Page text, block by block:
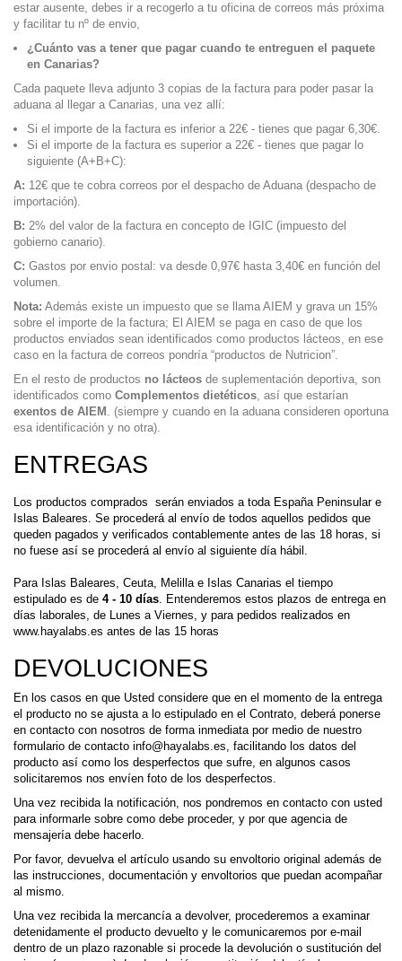
estar ausente, debes ir a recogerlo a tu oficina de correos más próxima
y facilitar tu nº de envio,
¿Cuánto vas a tener que pagar cuando te entreguen el paquete
en Canarias?
Cada paquete lleva adjunto 3 copias de la factura para poder pasar la
aduana al llegar a Canarias, una vez allí:
Si el importe de la factura es inferior a 22€ - tienes que pagar 6,30€.
Si el importe de la factura es superior a 22€ - tienes que pagar lo
siguiente (A+B+C):
A: 12€ que te cobra correos por el despacho de Aduana (despacho de
importación).
B: 2% del valor de la factura en concepto de IGIC (impuesto del
gobierno canario).
C: Gastos por envio postal: va desde 0,97€ hasta 3,40€ en función del
volumen.
Nota: Además existe un impuesto que se llama AIEM y grava un 15%
sobre el importe de la factura; El AIEM se paga en caso de que los
productos enviados sean identificados como productos lácteos, en ese
caso en la factura de correos pondría “productos de Nutricion”.
En el resto de productos no lácteos de suplementación deportiva, son
identificados como Complementos dietéticos, así que estarían
exentos de AIEM . (siempre y cuando en la aduana consideren oportuna
esa identificación y no otra).
ENTREGAS
Los productos comprados serán enviados a toda España Peninsular e
Islas Baleares. Se procederá al envío de todos aquellos pedidos que
queden pagados y verificados contablemente antes de las 18 horas, si
no fuese así se procederá al envío al siguiente día hábil.
Para Islas Baleares, Ceuta, Melilla e Islas Canarias el tiempo
estipulado es de 4 - 10 días. Entenderemos estos plazos de entrega en
días laborales, de Lunes a Viernes, y para pedidos realizados en
www.hayalabs.es antes de las 15 horas
DEVOLUCIONES
En los casos en que Usted considere que en el momento de la entrega
el producto no se ajusta a lo estipulado en el Contrato, deberá ponerse
en contacto con nosotros de forma inmediata por medio de nuestro
formulario de contacto info@hayalabs.es, facilitando los datos del
producto así como los desperfectos que sufre, en algunos casos
solicitaremos nos envíen foto de los desperfectos.
Una vez recibida la notificación, nos pondremos en contacto con usted
para informarle sobre como debe proceder, y por que agencia de
mensajería debe hacerlo.
Por favor, devuelva el artículo usando su envoltorio original además de
las instrucciones, documentación y envoltorios que puedan acompañar
al mismo.
Una vez recibida la mercancía a devolver, procederemos a examinar
detenidamente el producto devuelto y le comunicaremos por e-mail
dentro de un plazo razonable si procede la devolución o sustitución del